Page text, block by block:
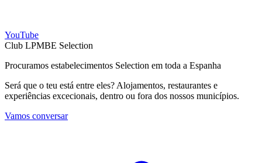
YouTube
Club LPMBE Selection
Procuramos estabelecimentos Selection em toda a Espanha
Será que o teu está entre eles? Alojamentos, restaurantes e
experiências excecionais, dentro ou fora dos nossos municípios.
Vamos conversar